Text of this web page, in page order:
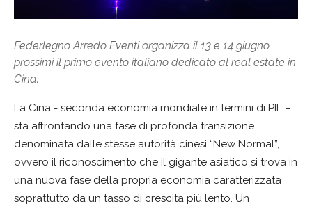
Federlegno Arredo Eventi organizza il 13 e 14 giugno
prossimi il primo evento italiano dedicato al real estate in
Cina.
La Cina - seconda economia mondiale in termini di PIL –
sta affrontando una fase di profonda transizione
denominata dalle stesse autorità cinesi “New Normal”,
ovvero il riconoscimento che il gigante asiatico si trova in
una nuova fase della propria economia caratterizzata
soprattutto da un tasso di crescita più lento. Un